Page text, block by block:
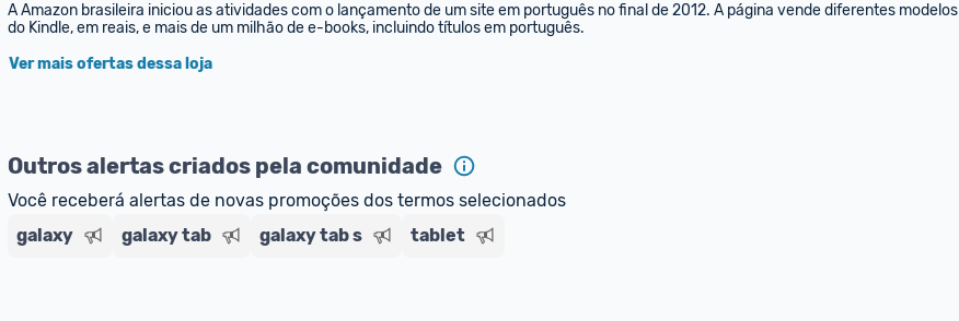
A Amazon brasileira iniciou as atividades com o lançamento de um site em português no final de 2012. A página vende diferentes modelos
do Kindle, em reais, e mais de um milhão de e-books, incluindo títulos em português.
Ver mais ofertas dessa loja
Outros alertas criados pela comunidade
Você receberá alertas de novas promoções dos termos selecionados
galaxy
galaxy tab galaxy tab s tablet